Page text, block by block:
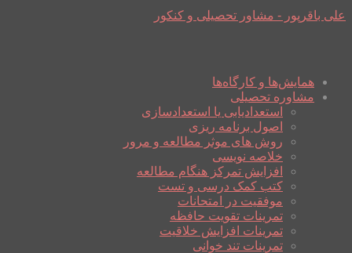
علی باقرپور - مشاور تحصیلی و کنکور
همایش‌ها و کارگاه‌ها
مشاوره تحصیلی
استعدادیابی یا استعدادسازی
اصول برنامه ریزی
روش های موثر مطالعه و مرور
خلاصه نویسی
افزایش تمرکز هنگام مطالعه
کتب کمک درسی و تست
موفقیت در امتحانات
تمرینات تقویت حافظه
تمرینات افزایش خلاقیت
تمرینات تند خوانی